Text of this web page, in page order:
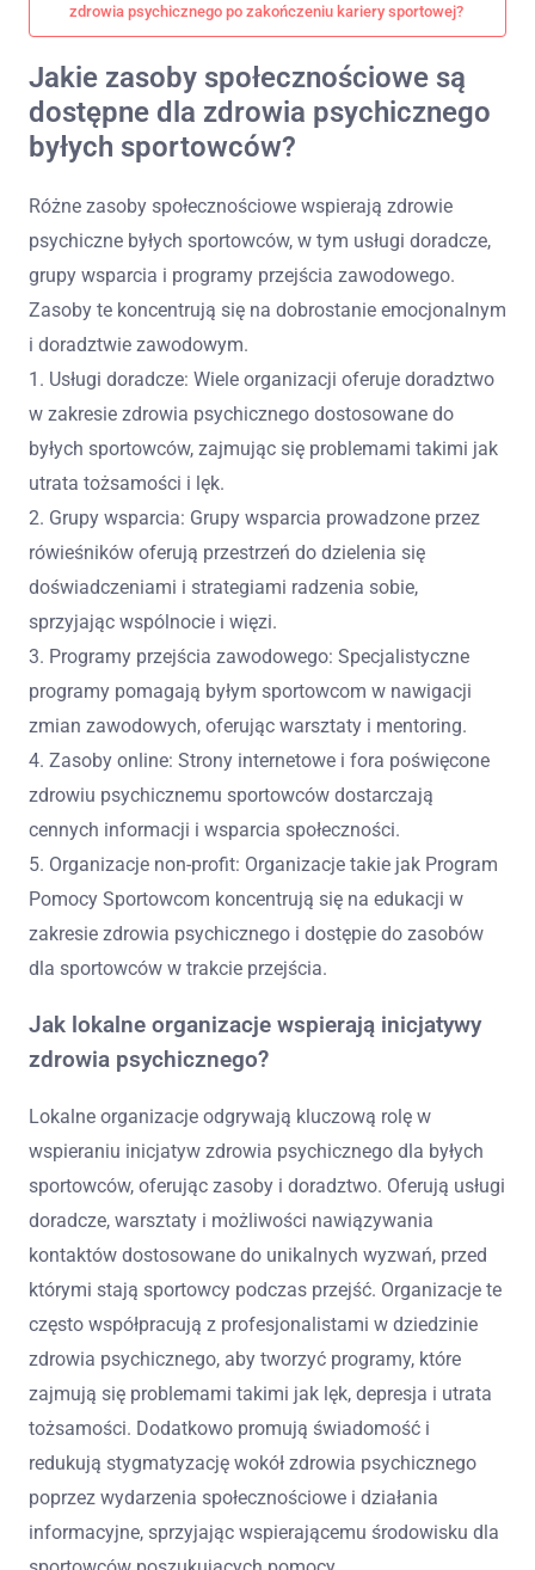
zdrowia psychicznego po zakończeniu kariery sportowej?
Jakie zasoby społecznościowe są
dostępne dla zdrowia psychicznego
byłych sportowców?
Różne zasoby społecznościowe wspierają zdrowie
psychiczne byłych sportowców, w tym usługi doradcze,
grupy wsparcia i programy przejścia zawodowego.
Zasoby te koncentrują się na dobrostanie emocjonalnym
i doradztwie zawodowym.
1. Usługi doradcze: Wiele organizacji oferuje doradztwo
w zakresie zdrowia psychicznego dostosowane do
byłych sportowców, zajmując się problemami takimi jak
utrata tożsamości i lęk.
2. Grupy wsparcia: Grupy wsparcia prowadzone przez
rówieśników oferują przestrzeń do dzielenia się
doświadczeniami i strategiami radzenia sobie,
sprzyjając wspólnocie i więzi.
3. Programy przejścia zawodowego: Specjalistyczne
programy pomagają byłym sportowcom w nawigacji
zmian zawodowych, oferując warsztaty i mentoring.
4. Zasoby online: Strony internetowe i fora poświęcone
zdrowiu psychicznemu sportowców dostarczają
cennych informacji i wsparcia społeczności.
5. Organizacje non-profit: Organizacje takie jak Program
Pomocy Sportowcom koncentrują się na edukacji w
zakresie zdrowia psychicznego i dostępie do zasobów
dla sportowców w trakcie przejścia.
Jak lokalne organizacje wspierają inicjatywy
zdrowia psychicznego?
Lokalne organizacje odgrywają kluczową rolę w
wspieraniu inicjatyw zdrowia psychicznego dla byłych
sportowców, oferując zasoby i doradztwo. Oferują usługi
doradcze, warsztaty i możliwości nawiązywania
kontaktów dostosowane do unikalnych wyzwań, przed
którymi stają sportowcy podczas przejść. Organizacje te
często współpracują z profesjonalistami w dziedzinie
zdrowia psychicznego, aby tworzyć programy, które
zajmują się problemami takimi jak lęk, depresja i utrata
tożsamości. Dodatkowo promują świadomość i
redukują stygmatyzację wokół zdrowia psychicznego
poprzez wydarzenia społecznościowe i działania
informacyjne, sprzyjając wspierającemu środowisku dla